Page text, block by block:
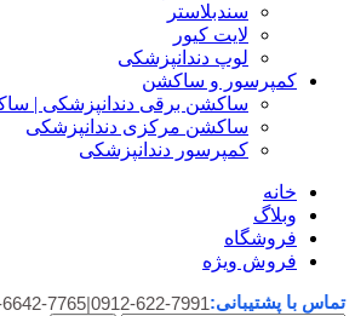
سندبلاستر
لایت کیور
لوپ دندانپزشکی
کمپرسور و ساکشن
ساکشن برقی دندانپزشکی |
ساکشن مرکزی دندانپزشکی
کمپرسور دندانپزشکی
خانه
وبلاگ
فروشگاه
فروش ویژه
تماس با پشتیبانی:0912-622-7991
|
7765